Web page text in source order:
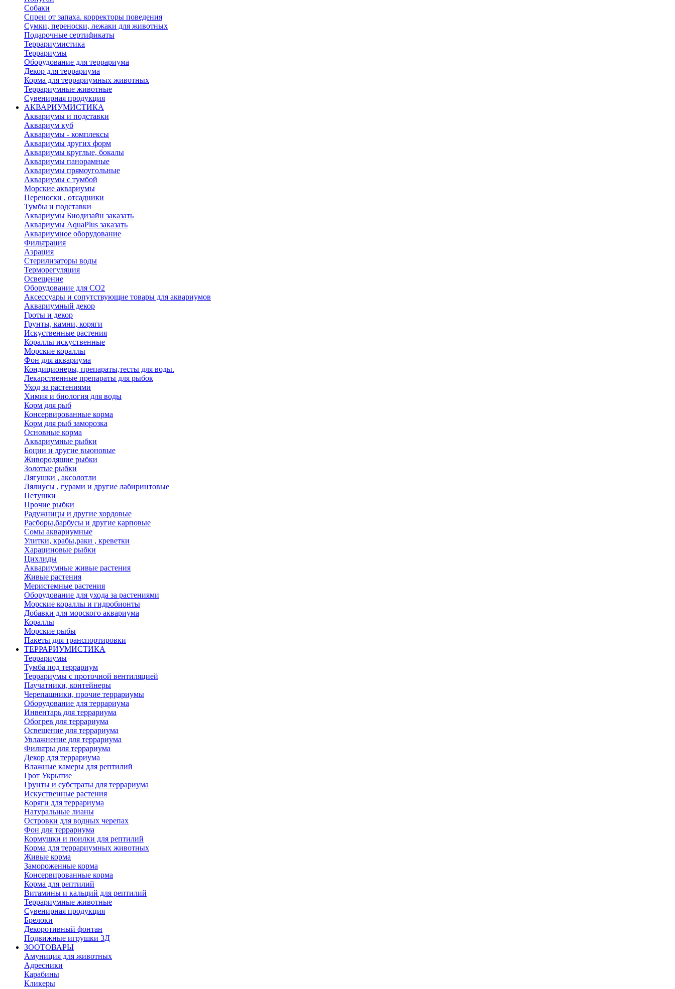
Собаки
Спреи от запаха. корректоры поведения
Сумки, переноски, лежаки для животных
Подарочные сертификаты
Террариумистика
Террариумы
Оборудование для террариума
Декор для террариума
Корма для террариумных животных
Террариумные животные
Сувенирная продукция
АКВАРИУМИСТИКА
Аквариумы и подставки
Аквариум куб
Аквариумы - комплексы
Аквариумы других форм
Аквариумы круглые, бокалы
Аквариумы панорамные
Аквариумы прямоугольные
Аквариумы с тумбой
Морские аквариумы
Переноски , отсадники
Тумбы и подставки
Аквариумы Биодизайн заказать
Аквариумы AquaPlus заказать
Аквариумное оборудование
Фильтрация
Аэрация
Стерилизаторы воды
Терморегуляция
Освещение
Оборудование для CO2
Аксессуары и сопутствующие товары для аквариумов
Аквариумный декор
Гроты и декор
Грунты, камни, коряги
Искуственные растения
Кораллы искуственные
Морские кораллы
Фон для аквариума
Кондиционеры, препараты,тесты для воды.
Лекарственные препараты для рыбок
Уход за растениями
Химия и биология для воды
Корм для рыб
Консервированные корма
Корм для рыб заморозка
Основные корма
Аквариумные рыбки
Боции и другие вьюновые
Живородящие рыбки
Золотые рыбки
Лягушки , аксолотли
Лялиусы , гурами и другие лабиринтовые
Петушки
Прочие рыбки
Радужницы и другие хордовые
Расборы,барбусы и другие карповые
Сомы аквариумные
Улитки, крабы,раки , креветки
Харациновые рыбки
Цихлиды
Аквариумные живые растения
Живые растения
Меристемные растения
Оборудование для ухода за растениями
Морские кораллы и гидробионты
Добавки для морского аквариума
Кораллы
Морские рыбы
Пакеты для транспортировки
ТЕРРАРИУМИСТИКА
Террариумы
Тумба под террариум
Террариумы с проточной вентиляцией
Паучатники, контейнеры
Черепашники, прочие террариумы
Оборудование для террариума
Инвентарь для террариума
Обогрев для террариума
Освещение для террариума
Увлажнение для террариума
Фильтры для террариума
Декор для террариума
Влажные камеры для рептилий
Грот Укрытие
Грунты и субстраты для террариума
Искуственные растения
Коряги для террариума
Натуральные лианы
Островки для водных черепах
Фон для террариума
Кормушки и поилки для рептилий
Корма для террариумных животных
Живые корма
Замороженные корма
Консервированные корма
Корма для рептилий
Витамины и кальций для рептилий
Террариумные животные
Сувенирная продукция
Брелоки
Декоротивный фонтан
Подвижные игрушки 3Д
ЗООТОВАРЫ
Амуниция для животных
Адресники
Карабины
Кликеры